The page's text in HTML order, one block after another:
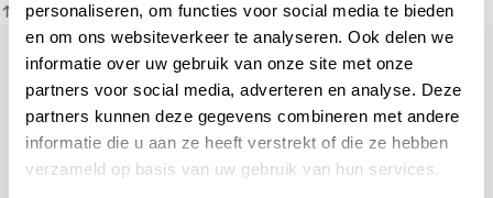
personaliseren, om functies voor social media te bieden
en om ons websiteverkeer te analyseren. Ook delen we
informatie over uw gebruik van onze site met onze
partners voor social media, adverteren en analyse. Deze
partners kunnen deze gegevens combineren met andere
informatie die u aan ze heeft verstrekt of die ze hebben
verzameld op basis van uw gebruik van hun services.
Sorteren op
Hulp nodig?
Neem contact op met onze
klantenservice